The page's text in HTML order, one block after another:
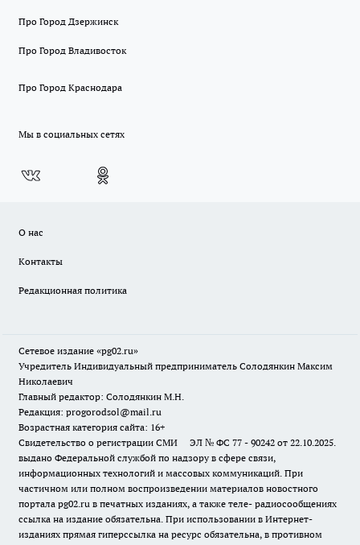
Про Город Дзержинск
Про Город Владивосток
Про Город Краснодара
Мы в социальных сетях
О нас
Контакты
Редакционная политика
Сетевое издание «pg02.ru»
Учредитель Индивидуальный предприниматель Солодянкин Максим
Николаевич
Главный редактор: Солодянкин М.Н.
Редакция: progorodsol@mail.ru
Возрастная категория сайта: 16+
Свидетельство о регистрации СМИ ЭЛ № ФС 77 - 90242 от 22.10.2025.
выдано Федеральной службой по надзору в сфере связи,
информационных технологий и массовых коммуникаций. При
частичном или полном воспроизведении материалов новостного
портала pg02.ru в печатных изданиях, а также теле- радиосообщениях
ссылка на издание обязательна. При использовании в Интернет-
изданиях прямая гиперссылка на ресурс обязательна, в противном